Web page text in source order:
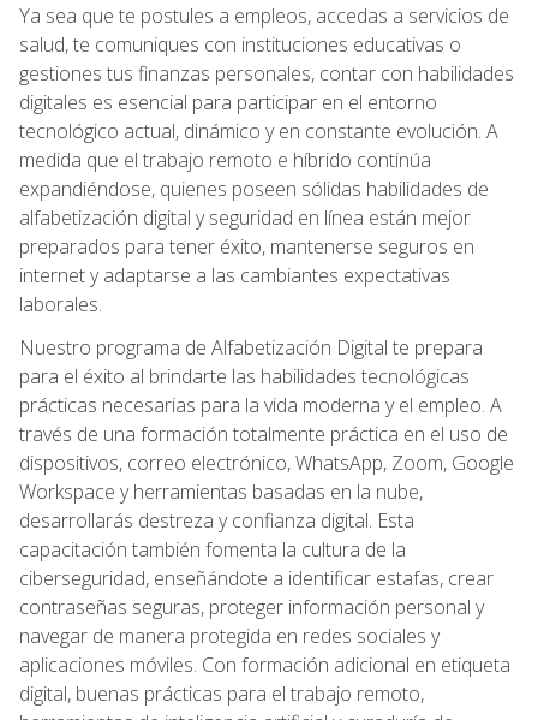
Ya sea que te postules a empleos, accedas a servicios de
salud, te comuniques con instituciones educativas o
gestiones tus finanzas personales, contar con habilidades
digitales es esencial para participar en el entorno
tecnológico actual, dinámico y en constante evolución. A
medida que el trabajo remoto e híbrido continúa
expandiéndose, quienes poseen sólidas habilidades de
alfabetización digital y seguridad en línea están mejor
preparados para tener éxito, mantenerse seguros en
internet y adaptarse a las cambiantes expectativas
laborales.
Nuestro programa de Alfabetización Digital te prepara
para el éxito al brindarte las habilidades tecnológicas
prácticas necesarias para la vida moderna y el empleo. A
través de una formación totalmente práctica en el uso de
dispositivos, correo electrónico, WhatsApp, Zoom, Google
Workspace y herramientas basadas en la nube,
desarrollarás destreza y confianza digital. Esta
capacitación también fomenta la cultura de la
ciberseguridad, enseñándote a identificar estafas, crear
contraseñas seguras, proteger información personal y
navegar de manera protegida en redes sociales y
aplicaciones móviles. Con formación adicional en etiqueta
digital, buenas prácticas para el trabajo remoto,